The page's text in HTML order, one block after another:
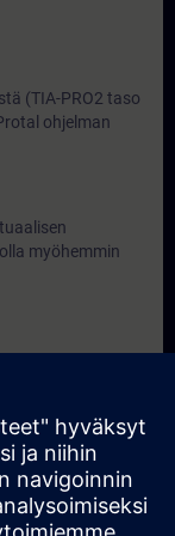
(TIA-PRO2 taso
ohjelman
myöhemmin